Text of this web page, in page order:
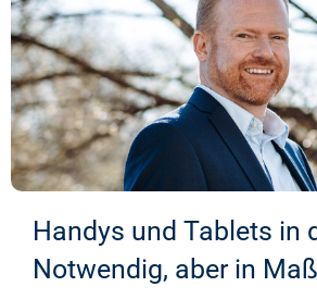
Handys und Tablets in
Notwendig, aber in